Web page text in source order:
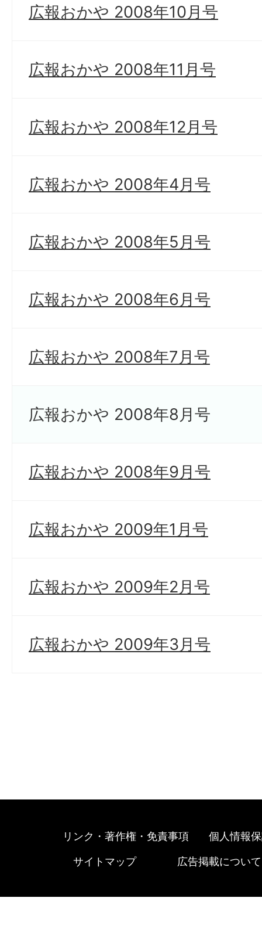
広報おかや 2008年10月号
広報おかや 2008年11月号
広報おかや 2008年12月号
広報おかや 2008年4月号
広報おかや 2008年5月号
広報おかや 2008年6月号
広報おかや 2008年7月号
広報おかや 2008年8月号
広報おかや 2008年9月号
広報おかや 2009年1月号
広報おかや 2009年2月号
広報おかや 2009年3月号
リンク・著作権・免責事項 個人情報
サイトマップ 広告掲載について